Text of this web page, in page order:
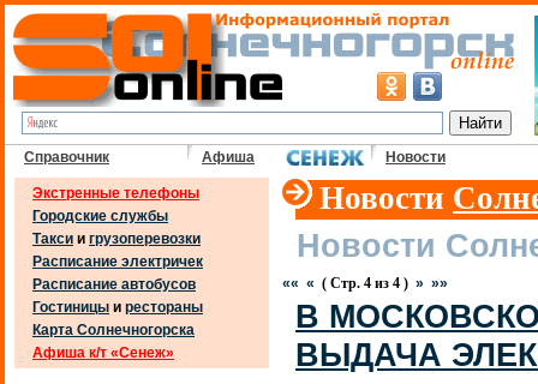
Справочник Афиша Новости
Экстренные телефоны
Городские службы
Такси и грузоперевозки
Расписание электричек
Расписание автобусов
Гостиницы и рестораны
Карта Солнечногорска
Афиша к/т «Сенеж»
Новости
Новости
«« « ( Cтр. 4 из 4 ) » »»
В
ВЫДАЧА